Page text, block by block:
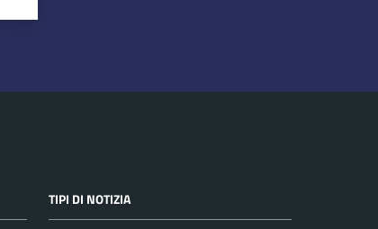
TIPI DI NOTIZIA